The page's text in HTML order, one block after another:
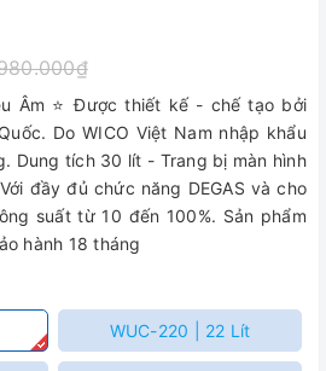
Âm ⭐ Được thiết kế - chế tạo bởi
Do WICO Việt Nam nhập khẩu
Dung tích 30 lít - Trang bị màn hình
đầy đủ chức năng DEGAS và cho
suất từ 10 đến 100%. Sản phẩm
hành 18 tháng
WUC-220 | 22 Lít